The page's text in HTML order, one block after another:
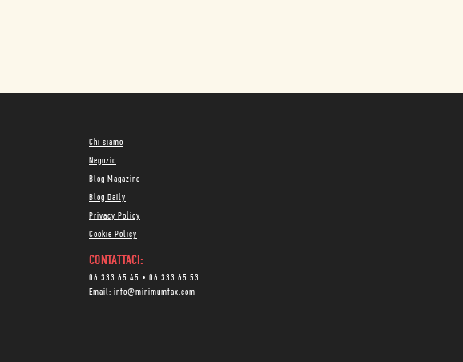
Chi siamo
Negozio
Blog Magazine
Blog Daily
Privacy Policy
Cookie Policy
CONTATTACI:
06 333.65.45 • 06 333.65.53
Email: info@minimumfax.com